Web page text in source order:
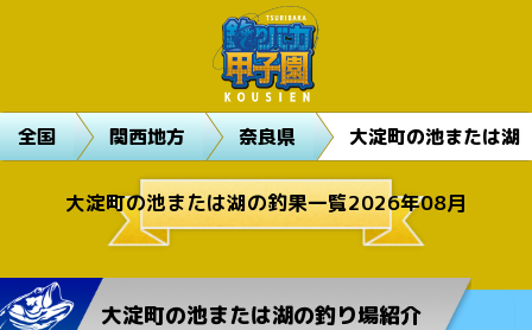
全国 関西地方 奈良県 大淀町の池または湖
大淀町の池または湖の釣果一覧2026年08月
大淀町の池または湖の釣り場紹介